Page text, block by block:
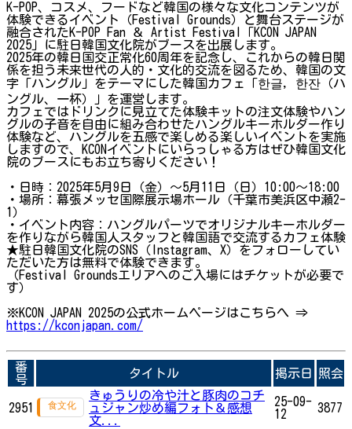
K-POP、コスメ、フードなど韓国の様々な文化コンテンツが
体験できるイベント（Festival Grounds）と舞台ステージが
融合されたK-POP Fan ＆ Artist Festival「KCON JAPAN
2025」に駐日韓国文化院がブースを出展します。
2025年の韓日国交正常化60周年を記念し、これからの韓日関
係を担う未来世代の人的・文化的交流を図るため、韓国の文
字「ハングル」をテーマにした韓国カフェ「한글, 한잔（ハ
ングル、一杯）」を運営します。
カフェではドリンクに見立てた体験キットの注文体験やハン
グルの子音を自由に組み合わせたハングルキーホルダー作り
体験など、ハングルを五感で楽しめる楽しいイベントを実施
しますので、KCONイベントにいらっしゃる方はぜひ韓国文化
院のブースにもお立ち寄りください！
・日時：2025年5月9日（金）〜5月11日（日）10:00～18:00
・場所：幕張メッセ国際展示場ホール（千葉市美浜区中瀬2-
1）
・イベント内容：ハングルパーツでオリジナルキーホルダー
を作りながら韓国人スタッフと韓国語で交流するカフェ体験
★駐日韓国文化院のSNS（Instagram、X）をフォローしてい
ただいた方は無料で体験できます。
（Festival Groundsエリアへのご入場にはチケットが必要で
す）
※KCON JAPAN 2025の公式ホームページはこちらへ ⇒
https://kconjapan.com/
番
号
タイトル 掲示日 照会
2951
きゅうりの冷や汁と豚肉のコチ
ュジャン炒め編フォト＆感想
文...
25-09-
12
3877